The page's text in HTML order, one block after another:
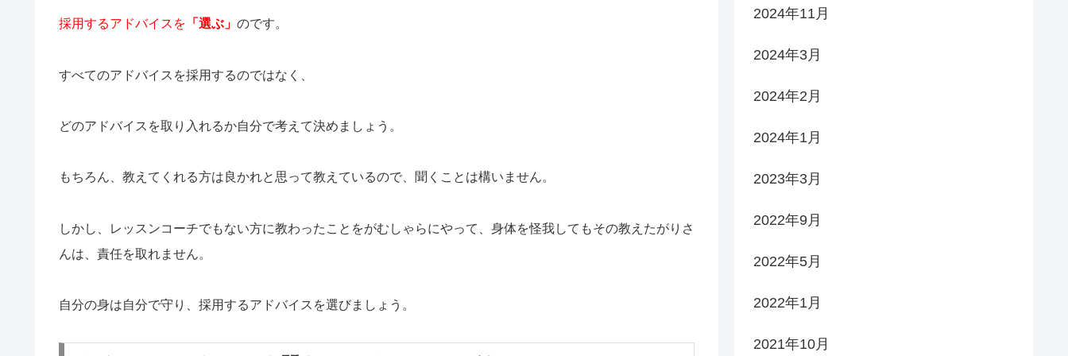
採用するアドバイスを 「選ぶ」 のです。
すべてのアドバイスを採用するのではなく、
どのアドバイスを取り入れるか自分で考えて決めましょう。
もちろん、教えてくれる方は良かれと思って教えているので、聞くことは構いません。
しかし、レッスンコーチでもない方に教わったことをがむしゃらにやって、身体を怪我してもその教えたがりさ
んは、責任を取れません。
自分の身は自分で守り、採用するアドバイスを選びましょう。
2024年11月
2024年3月
2024年2月
2024年1月
2023年3月
2022年9月
2022年5月
2022年1月
2021年10月